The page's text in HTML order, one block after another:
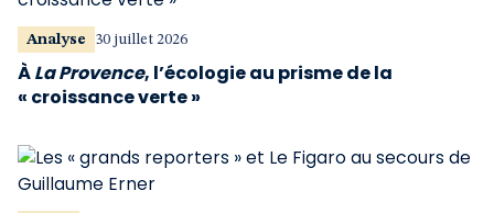
Analyse 30 juillet 2026
ÀLa Provence, l’écologie au prisme de la
« croissance verte »